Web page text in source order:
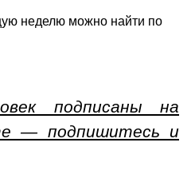
неделю можно найти по
подписаны на
— подпишитесь и